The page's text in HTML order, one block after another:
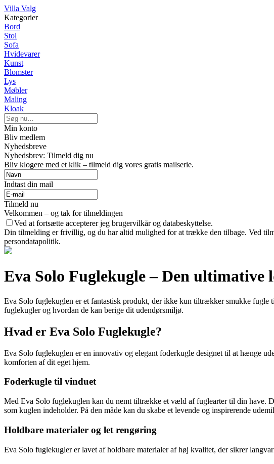
Villa Valg
Kategorier
Bord
Stol
Sofa
Hvidevarer
Kunst
Blomster
Lys
Møbler
Maling
Kloak
Min konto
Bliv medlem
Nyhedsbreve
Nyhedsbrev: Tilmeld dig nu
Bliv klogere med et klik – tilmeld dig vores gratis mailserie.
Indtast din mail
Tilmeld nu
Velkommen – og tak for tilmeldingen
Ved at fortsætte accepterer jeg brugervilkår og databeskyttelse.
Din tilmelding er frivillig, og du har altid mulighed for at trække den tilbage. Ved
persondatapolitik.
Eva Solo Fuglekugle – Den
Eva Solo fuglekuglen er et fantastisk produkt, der ikke kun tiltrækker smukke
fuglekugler og hvordan de kan berige dit udendørsmiljø.
Hvad er Eva Solo Fuglekugle?
Eva Solo fuglekuglen er en innovativ og elegant foderkugle designet til at hænge
komforten af dit eget hjem.
Foderkugle til vinduet
Med Eva Solo fuglekuglen kan du nemt tiltrække et væld af fuglearter til din have.
som kuglen indeholder. På den måde kan du skabe et levende og inspirerende
Holdbare materialer og let rengøring
Eva Solo fuglekugler er lavet af holdbare materialer af høj kvalitet, der sikrer